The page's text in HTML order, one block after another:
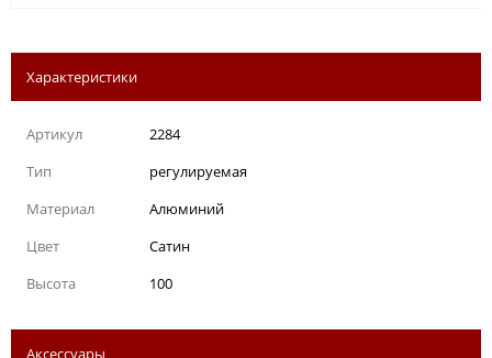
Характеристики
Артикул
2284
Тип
регулируемая
Материал
Алюминий
Цвет
Сатин
Высота
100
Аксессуары